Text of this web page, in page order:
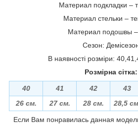
Материал подкладки –
Материал стельки –
Материал подошвы
Сезон:
В наявності розміри:
Розмірна сітка:
40 41 42 43
26 см.
27 см. 28 см. 28,5
Если Вам понравилась данная